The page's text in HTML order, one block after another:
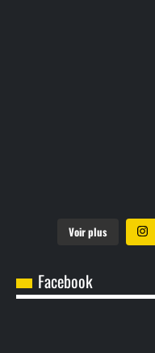
Voir plus
Facebook